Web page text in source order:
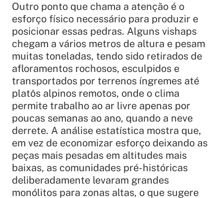
Outro ponto que chama a atenção é o
esforço físico necessário para produzir e
posicionar essas pedras. Alguns vishaps
chegam a vários metros de altura e pesam
muitas toneladas, tendo sido retirados de
afloramentos rochosos, esculpidos e
transportados por terrenos íngremes até
platôs alpinos remotos, onde o clima
permite trabalho ao ar livre apenas por
poucas semanas ao ano, quando a neve
derrete. A análise estatística mostra que,
em vez de economizar esforço deixando as
peças mais pesadas em altitudes mais
baixas, as comunidades pré-históricas
deliberadamente levaram grandes
monólitos para zonas altas, o que sugere